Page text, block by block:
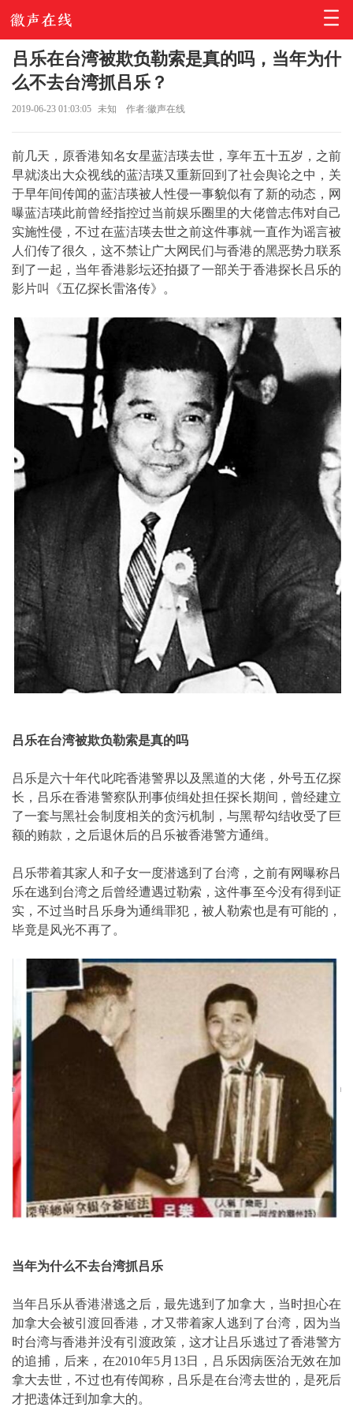
吕乐在台湾被欺负勒索是真的吗，当年为什
么不去台湾抓吕乐？
2019-06-23 01:03:05 未知 作者:徽声在线
前几天，原香港知名女星蓝洁瑛去世，享年五十五岁，之前
早就淡出大众视线的蓝洁瑛又重新回到了社会舆论之中，关
于早年间传闻的蓝洁瑛被人性侵一事貌似有了新的动态，网
曝蓝洁瑛此前曾经指控过当前娱乐圈里的大佬曾志伟对自己
实施性侵，不过在蓝洁瑛去世之前这件事就一直作为谣言被
人们传了很久，这不禁让广大网民们与香港的黑恶势力联系
到了一起，当年香港影坛还拍摄了一部关于香港探长吕乐的
影片叫《五亿探长雷洛传》。
吕乐在台湾被欺负勒索是真的吗
吕乐是六十年代叱咤香港警界以及黑道的大佬，外号五亿探
长，吕乐在香港警察队刑事侦缉处担任探长期间，曾经建立
了一套与黑社会制度相关的贪污机制，与黑帮勾结收受了巨
额的贿款，之后退休后的吕乐被香港警方通缉。
吕乐带着其家人和子女一度潜逃到了台湾，之前有网曝称吕
乐在逃到台湾之后曾经遭遇过勒索，这件事至今没有得到证
实，不过当时吕乐身为通缉罪犯，被人勒索也是有可能的，
毕竟是风光不再了。
当年为什么不去台湾抓吕乐
当年吕乐从香港潜逃之后，最先逃到了加拿大，当时担心在
加拿大会被引渡回香港，才又带着家人逃到了台湾，因为当
时台湾与香港并没有引渡政策，这才让吕乐逃过了香港警方
的追捕，后来，在2010年5月13日，吕乐因病医治无效在加
拿大去世，不过也有传闻称，吕乐是在台湾去世的，是死后
才把遗体迁到加拿大的。